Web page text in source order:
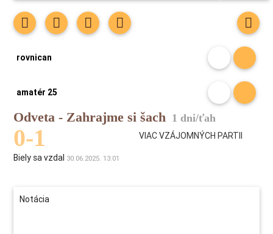
rovnican
amatér 25
Odveta - Zahrajme si šach 1 dni/ťah
VIAC VZÁJOMNÝCH PARTII
0-1
Biely sa vzdal 30.06.2025. 13:01
Notácia